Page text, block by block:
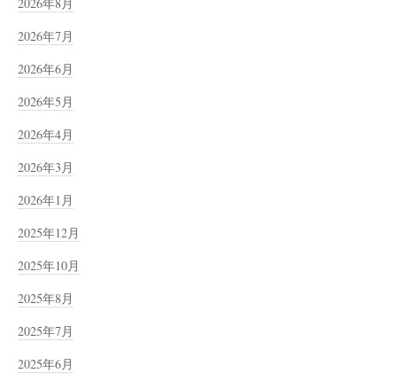
2026年7月
2026年6月
2026年5月
2026年4月
2026年3月
2026年1月
2025年12月
2025年10月
2025年8月
2025年7月
2025年6月